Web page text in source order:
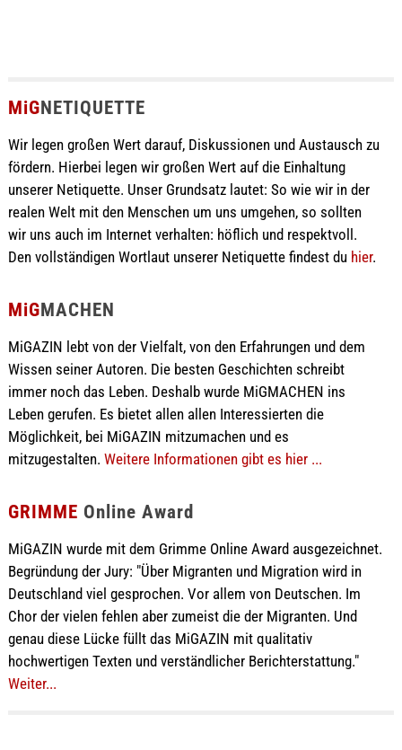
MiGNETIQUETTE
Wir legen großen Wert darauf, Diskussionen und Austausch zu
fördern. Hierbei legen wir großen Wert auf die Einhaltung
unserer Netiquette. Unser Grundsatz lautet: So wie wir in der
realen Welt mit den Menschen um uns umgehen, so sollten
wir uns auch im Internet verhalten: höflich und respektvoll.
Den vollständigen Wortlaut unserer Netiquette findest du hier.
MiGMACHEN
MiGAZIN lebt von der Vielfalt, von den Erfahrungen und dem
Wissen seiner Autoren. Die besten Geschichten schreibt
immer noch das Leben. Deshalb wurde MiGMACHEN ins
Leben gerufen. Es bietet allen allen Interessierten die
Möglichkeit, bei MiGAZIN mitzumachen und es
mitzugestalten. Weitere Informationen gibt es hier ...
GRIMME Online Award
MiGAZIN wurde mit dem Grimme Online Award ausgezeichnet.
Begründung der Jury: "Über Migranten und Migration wird in
Deutschland viel gesprochen. Vor allem von Deutschen. Im
Chor der vielen fehlen aber zumeist die der Migranten. Und
genau diese Lücke füllt das MiGAZIN mit qualitativ
hochwertigen Texten und verständlicher Berichterstattung."
Weiter...